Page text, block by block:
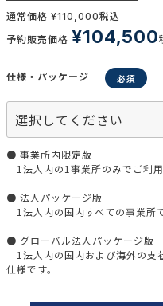
通常価格 ¥110,000税込
予約販売価格 ¥104,500
仕様・パッケージ
● 事業所内限定版
1法人内の1事業所のみでご利用
● 法人パッケージ版
1法人内の国内すべての事業所
● グローバル法人パッケージ版
1法人内の国内および海外の支
仕様です。